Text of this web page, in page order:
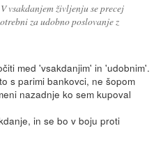
vsakdanjem življenju se precej
za udobno poslovanje z
med 'vsakdanjim' in 'udobnim'.
s parimi bankovci, ne šopom
nazadnje ko sem kupoval
in se bo v boju proti